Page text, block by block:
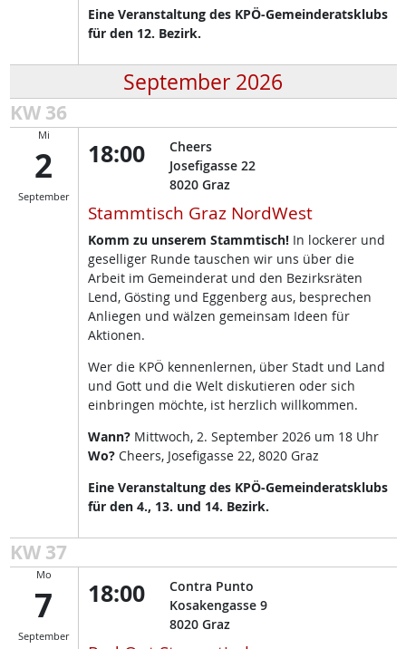
Eine Veranstaltung des KPÖ-Gemeinderatsklubs
für den 12. Bezirk.
September 2026
KW 36
Mi
2
September
18:00
Cheers
Josefigasse 22
8020 Graz
Stammtisch Graz NordWest
Komm zu unserem Stammtisch!In lockerer und
geselliger Runde tauschen wir uns über die
Arbeit im Gemeinderat und den Bezirksräten
Lend, Gösting und Eggenberg aus, besprechen
Anliegen und wälzen gemeinsam Ideen für
Aktionen.
Wer die KPÖ kennenlernen, über Stadt und Land
und Gott und die Welt diskutieren oder sich
einbringen möchte, ist herzlich willkommen.
Wann?Mittwoch, 2. September 2026 um 18 Uhr
Wo?Cheers, Josefigasse 22, 8020 Graz
Eine Veranstaltung des KPÖ-Gemeinderatsklubs
für den 4., 13. und 14. Bezirk.
KW 37
Mo
7
September
18:00
Contra Punto
Kosakengasse 9
8020 Graz